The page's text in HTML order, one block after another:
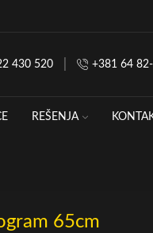
430 520 +381 64
REŠENJA
65cm